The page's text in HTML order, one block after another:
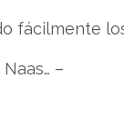
fácilmente
–